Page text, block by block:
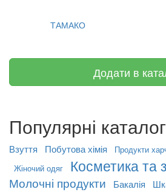
ТАМАКО
Додати в
Популярні
Взуття Побутова хімія Продукти
Жіночий одяг Косметика та
Молочні продукти Бакалія